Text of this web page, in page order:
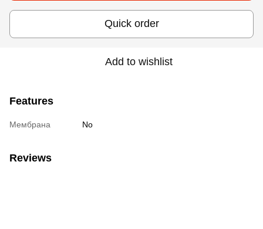
Quick order
Add to wishlist
Features
Мембрана No
Reviews